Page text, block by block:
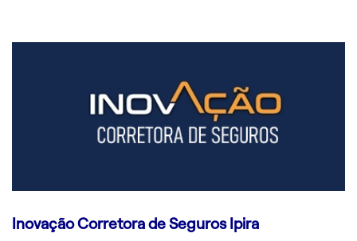
Inovação Corretora de Seguros Ipira